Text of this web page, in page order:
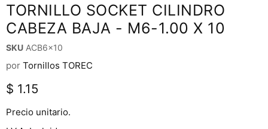
TORNILLO SOCKET CILINDRO
CABEZA BAJA - M6-1.00 X 10
SKU ACB6x10
por Tornillos TOREC
Precio actual
$ 1.15
Precio unitario.